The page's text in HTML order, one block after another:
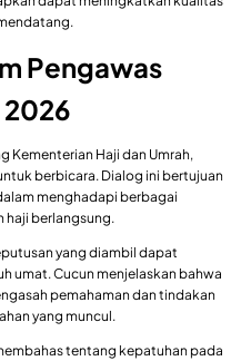
Pengawas
2026
Kementerian Haji dan Umrah,
berbicara. Dialog ini bertujuan
menghadapi berbagai
haji berlangsung.
yang diambil dapat
umat. Cucun menjelaskan bahwa
pemahaman dan tindakan
yang muncul.
tentang kepatuhan pada